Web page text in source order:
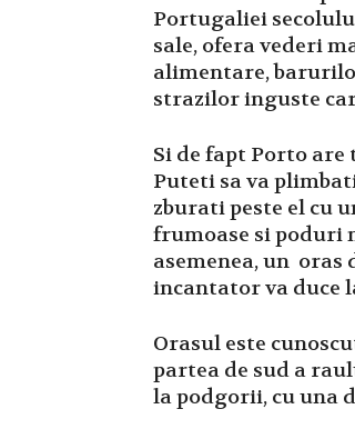
Portugaliei
sale, ofera vederi
alimentare,
strazilor inguste
Si de fapt Porto
Puteti sa va
zburati peste el cu
frumoase si poduri
asemenea, un oras
incantator va duce
Orasul este
partea de sud a
la podgorii, cu una